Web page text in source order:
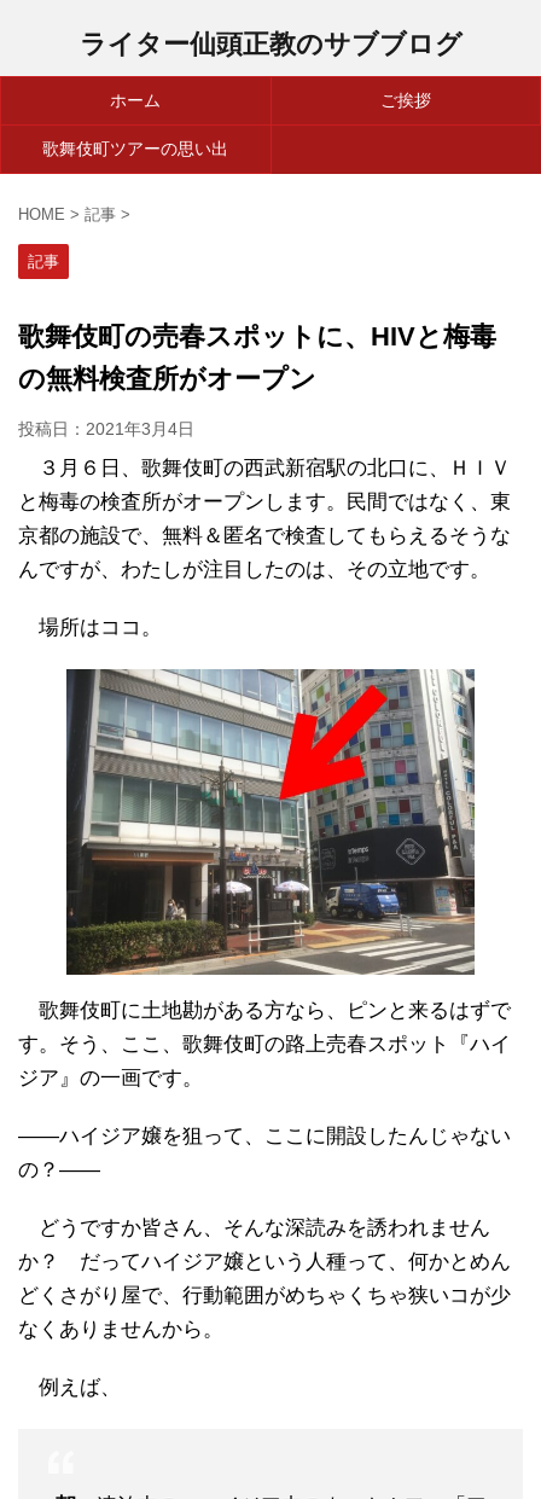
ライター仙頭正教のサブブログ
ホーム ご挨拶
歌舞伎町ツアーの思い出
HOME > 記事 >
記事
歌舞伎町の売春スポットに、HIVと梅毒
の無料検査所がオープン
投稿日： 2021年3月4日
３月６日、歌舞伎町の西武新宿駅の北口に、ＨＩＶ
と梅毒の検査所がオープンします。民間ではなく、東
京都の施設で、無料＆匿名で検査してもらえるそうな
んですが、わたしが注目したのは、その立地です。
場所はココ。
歌舞伎町に土地勘がある方なら、ピンと来るはずで
す。そう、ここ、歌舞伎町の路上売春スポット『ハイ
ジア』の一画です。
――ハイジア嬢を狙って、ここに開設したんじゃない
の？――
どうですか皆さん、そんな深読みを誘われません
か？ だってハイジア嬢という人種って、何かとめん
どくさがり屋で、行動範囲がめちゃくちゃ狭いコが少
なくありませんから。
例えば、